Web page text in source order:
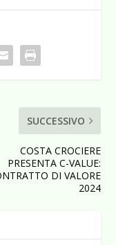
SUCCESSIVO
COSTA CROCIERE
PRESENTA C-VALUE:
DI VALORE
2024